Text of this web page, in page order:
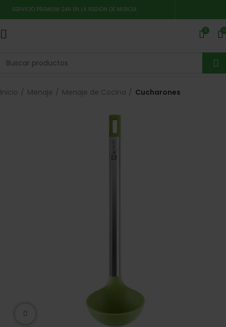
SERVICIO PREMIUM 24H EN LA REGIÓN DE MURCIA
0 0
Inicio Menaje Menaje de Cocina Cucharones